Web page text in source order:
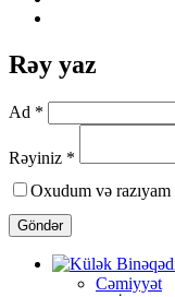
Rəy yaz
Ad *
Rəyiniz *
Oxudum və razıyam
Göndər
Cəmiyyət